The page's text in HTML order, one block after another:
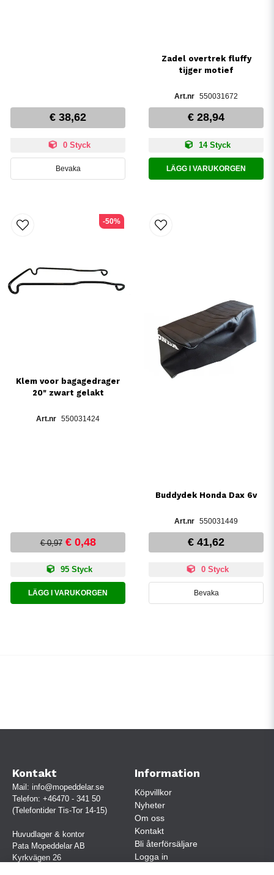
€ 38,62
0 Styck
Bevaka
Zadel overtrek fluffy
tijger motief
550031672
€ 28,94
14 Styck
LÄGG I VARUKORGEN
Klem voor bagagedrager
20" zwart gelakt
550031424
€ 0,97 € 0,48
95 Styck
LÄGG I VARUKORGEN
-50%
Buddydek Honda Dax 6v
550031449
€ 41,62
0 Styck
Bevaka
Kontakt
Mail: info@mopeddelar.se
Telefon: +46470 - 341 50
(Telefontider Tis-Tor 14-15)
Huvudlager & kontor
Pata Mopeddelar AB
Kyrkvägen 26
Information
Köpvillkor
Nyheter
Om oss
Kontakt
Bli återförsäljare
Logga in